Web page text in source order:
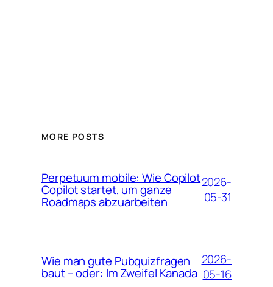
MORE POSTS
Perpetuum mobile: Wie Copilot
Copilot startet, um ganze
Roadmaps abzuarbeiten
2026-
05-31
Wie man gute Pubquizfragen
baut – oder: Im Zweifel Kanada
2026-
05-16